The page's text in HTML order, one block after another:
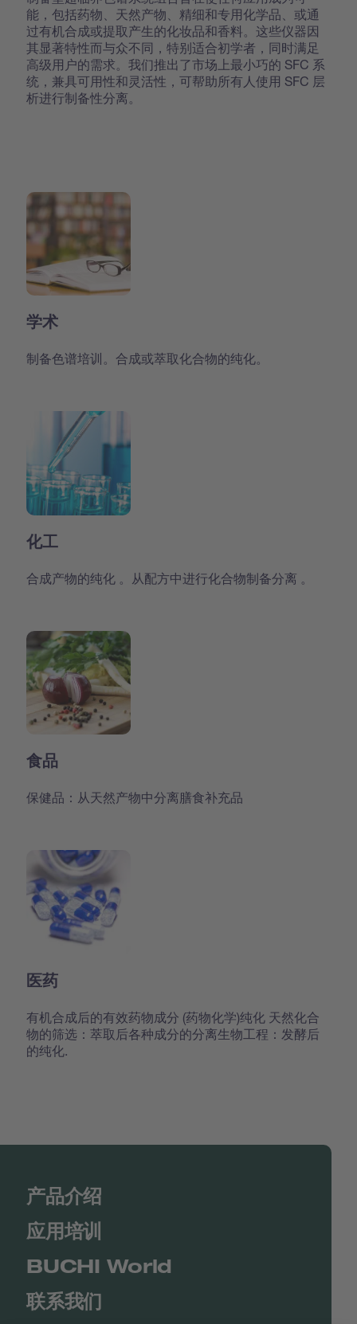
能，包括药物、天然产物、精细和专用化学品、或通
过有机合成或提取产生的化妆品和香料。这些仪器因
其显著特性而与众不同，特别适合初学者，同时满足
高级用户的需求。我们推出了市场上最小巧的 SFC 系
统，兼具可用性和灵活性，可帮助所有人使用 SFC 层
析进行制备性分离。
学术
制备色谱培训。合成或萃取化合物的纯化。
化工
合成产物的纯化 。从配方中进行化合物制备分离 。
食品
保健品：从天然产物中分离膳食补充品
医药
有机合成后的有效药物成分 (药物化学)纯化 天然化合
物的筛选：萃取后各种成分的分离生物工程：发酵后
的纯化.
产品介绍
应用培训
BUCHI World
联系我们